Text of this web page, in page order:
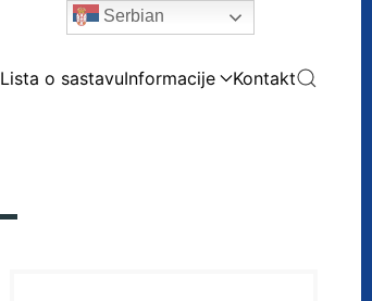
Lista o sastavuInformacije Kontakt
Serbian